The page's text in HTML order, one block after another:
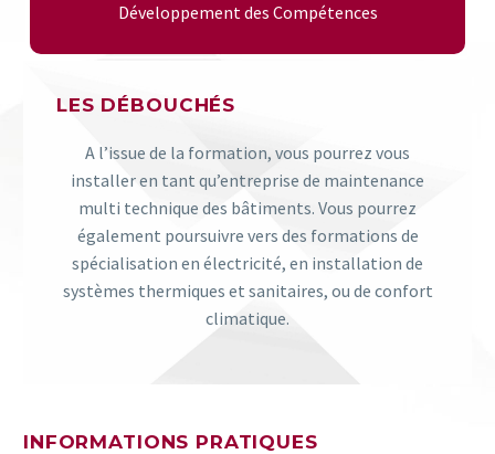
Développement des Compétences
LES DÉBOUCHÉS
A l’issue de la formation, vous pourrez vous
installer en tant qu’entreprise de maintenance
multi technique des bâtiments. Vous pourrez
également poursuivre vers des formations de
spécialisation en électricité, en installation de
systèmes thermiques et sanitaires, ou de confort
climatique.
INFORMATIONS PRATIQUES